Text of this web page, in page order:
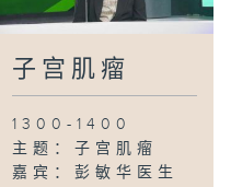
子宫肌瘤
1300-1400
主题：子宫肌瘤
嘉宾：彭敏华医生